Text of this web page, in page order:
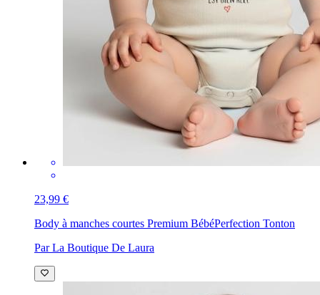
23,99 €
Body à manches courtes Premium BébéPerfection Tonton
Par La Boutique De Laura